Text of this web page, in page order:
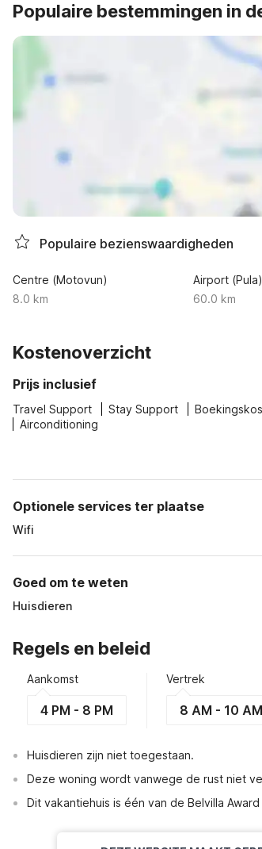
Populaire bestemmingen in
Populaire bezienswaardigheden
Centre (Motovun)
8.0 km
Airport (Pula)
60.0 km
Kostenoverzicht
Prijs inclusief
Travel Support Stay Support
Airconditioning
Optionele services ter plaatse
Wifi
Goed om te weten
Huisdieren
Regels en beleid
Aankomst
4 PM - 8 PM
Vertrek
8 AM - 10 AM
Huisdieren zijn niet toegestaan.
Deze woning wordt vanwege de rust niet
Dit vakantiehuis is één van de Belvilla